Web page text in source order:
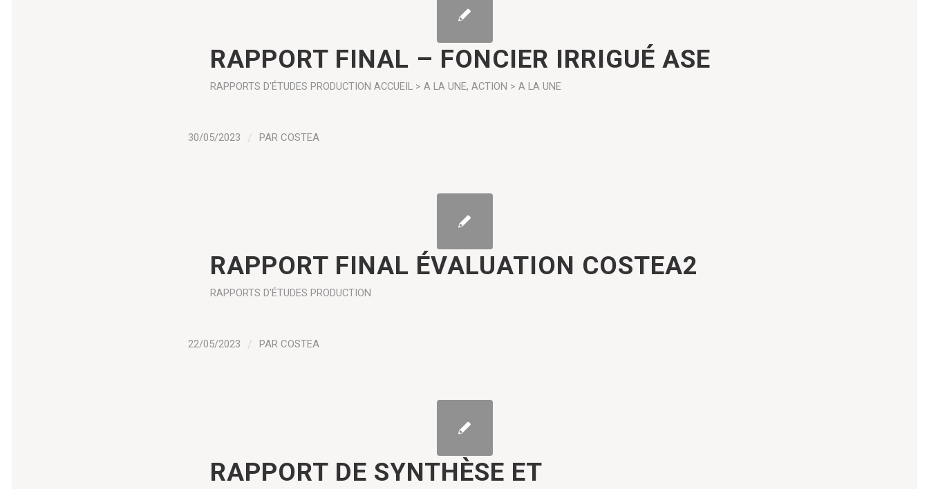
RAPPORT FINAL – FONCIER IRRIGUÉ ASE
RAPPORTS D'ÉTUDES PRODUCTION ACCUEIL > A LA UNE, ACTION > A LA UNE
30/05/2023 / PAR COSTEA
RAPPORT FINAL ÉVALUATION COSTEA2
RAPPORTS D'ÉTUDES PRODUCTION
22/05/2023 / PAR COSTEA
RAPPORT DE SYNTHÈSE ET